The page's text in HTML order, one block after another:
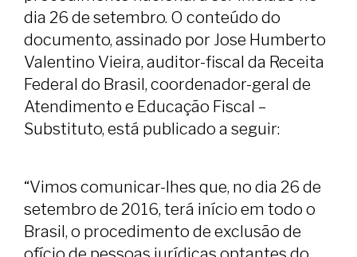
dia 26 de setembro. O conteúdo do
documento, assinado por Jose Humberto
Valentino Vieira, auditor-fiscal da Receita
Federal do Brasil, coordenador-geral de
Atendimento e Educação Fiscal –
Substituto, está publicado a seguir:
“Vimos comunicar-lhes que, no dia 26 de
setembro de 2016, terá início em todo o
Brasil, o procedimento de exclusão de